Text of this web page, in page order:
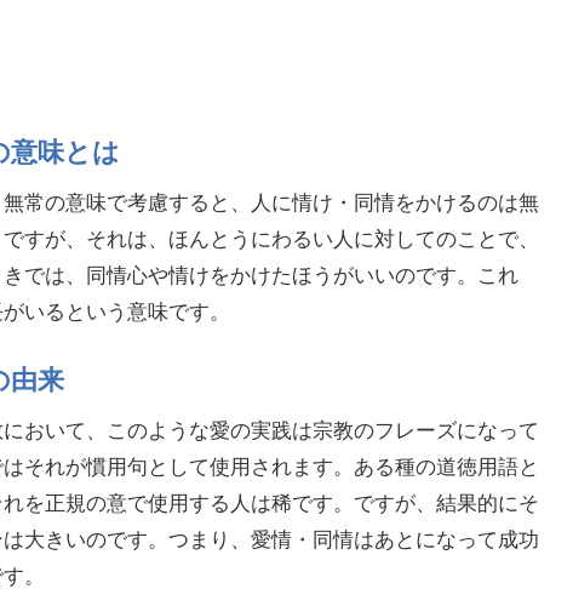
意味とは
常の意味で考慮すると、人に情け・同情をかけるのは無
すが、それは、ほんとうにわるい人に対してのことで、
では、同情心や情けをかけたほうがいいのです。これ
いるという意味です。
由来
おいて、このような愛の実践は宗教のフレーズになって
それが慣用句として使用されます。ある種の道徳用語と
を正規の意で使用する人は稀です。ですが、結果的にそ
大きいのです。つまり、愛情・同情はあとになって成功
。